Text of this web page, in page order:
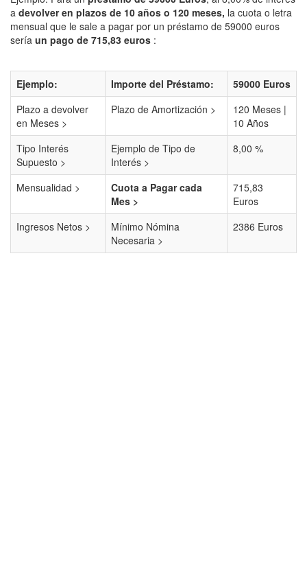
a devolver en plazos de 10 años o 120 meses, la cuota o letra
mensual que le sale a pagar por un préstamo de 59000 euros
sería un pago de 715,83 euros :
Ejemplo: Importe del Préstamo:
59000 Euros
Plazo a devolver
en Meses >
Plazo de Amortización >
120 Meses |
10 Años
Tipo Interés
Supuesto >
Ejemplo de Tipo de
Interés >
8,00 %
Mensualidad >
Cuota a Pagar cada
Mes >
715,83
Euros
Ingresos Netos >
Mínimo Nómina
Necesaria >
2386 Euros